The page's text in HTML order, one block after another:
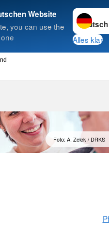
Website
you can use the
Sprache
Alles klar
Suche
Foto: A. Zelck / DRKS